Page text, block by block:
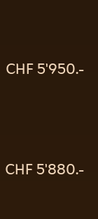
CHF 5'950.-
CHF 5'880.-